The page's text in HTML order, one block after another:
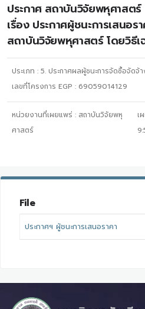
ประกาศ สถาบันวิจัยพหุศาสตร์
เรื่อง ประกาศผู้ชนะการเสนอ
สถาบันวิจัยพหุศาสตร์ โดยวิธีเฉ
ประเภท : 5. ประกาศผลผู้ชนะการจัดซื้อจัดจ้
เลขที่โครงการ EGP : 69059014129
หน่วยงานที่เผยแพร่ : สถาบันวิจัยพหุ
ศาสตร์
เ
File
ประกาศฯ ผู้ชนะการเสนอราคา